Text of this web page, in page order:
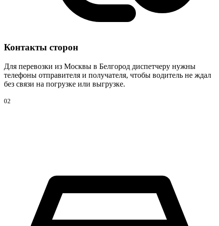
Контакты сторон
Для перевозки из Москвы в Белгород диспетчеру нужны
телефоны отправителя и получателя, чтобы водитель не ждал
без связи на погрузке или выгрузке.
02